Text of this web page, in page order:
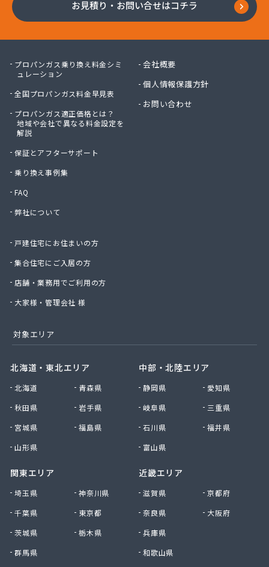
お見積り・お問い合せはコチラ
プロパンガス乗り換え料金シミ
ュレーション
全国プロパンガス料金早見表
プロパンガス適正価格とは？
地域や会社で異なる料金設定を
解説
保証とアフターサポート
乗り換え事例集
FAQ
弊社について
戸建住宅にお住まいの方
集合住宅にご入居の方
店舗・業務用でご利用の方
大家様・管理会社 様
会社概要
個人情報保護方針
お問い合わせ
対象エリア
北海道・東北エリア
北海道
青森県
秋田県
岩手県
宮城県
福島県
山形県
関東エリア
埼玉県
神奈川県
千葉県
東京都
茨城県
栃木県
群馬県
中部・北陸エリア
静岡県
愛知県
岐阜県
三重県
石川県
福井県
富山県
近畿エリア
滋賀県
京都府
奈良県
大阪府
兵庫県
和歌山県